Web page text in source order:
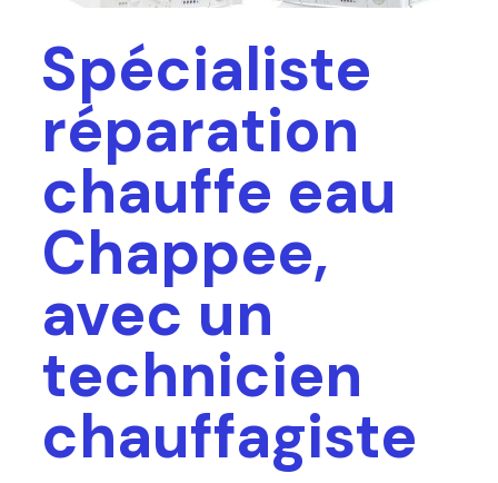
Spécialiste
réparation
chauffe eau
Chappee,
avec un
technicien
chauffagiste